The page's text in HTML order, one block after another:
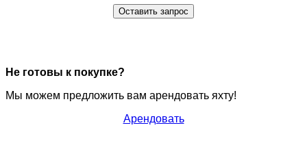
Оставить запрос
Не готовы к покупке?
Мы можем предложить вам арендовать яхту!
Арендовать